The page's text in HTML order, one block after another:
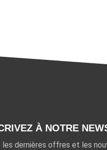
À NOTRE
les dernières offres et les